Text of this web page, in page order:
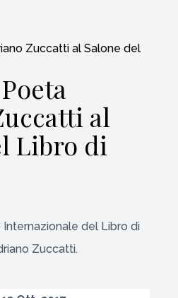
al
Libro di
del Libro di
Adriano Zuccatti.